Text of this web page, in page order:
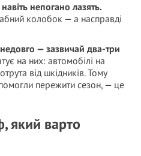
непогано лазять.
колобок — а насправді
— зазвичай два-три
на них: автомобілі на
від шкідників. Тому
пережити сезон, — це
який варто